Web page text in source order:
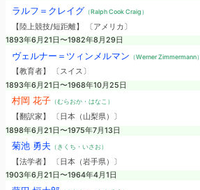
ラルフ＝クレイグ （Ralph Cook Craig）
【陸上競技/短距離】 〔アメリカ〕
1893年6月21日〜1982年8月29日
ヴェルナー＝ツィンメルマン （Werner Zimmermann）
【教育者】 〔スイス〕
1893年6月21日〜1968年10月25日
村岡 花子（むらおか・はなこ）
【翻訳家】 〔日本（山梨県）〕
1898年6月21日〜1975年7月13日
菊池 勇夫 （きくち・いさお）
【法学者】 〔日本（岩手県）〕
1903年6月21日〜1964年4月1日